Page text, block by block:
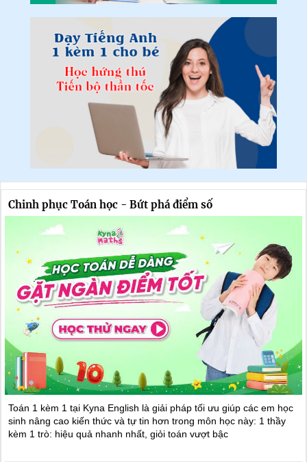
Chinh phục Toán học - Bứt phá điểm số
Toán 1 kèm 1 tại Kyna English là giải pháp tối ưu giúp các em học
sinh nâng cao kiến thức và tự tin hơn trong môn học này: 1 thầy
kèm 1 trò: hiệu quả nhanh nhất, giỏi toán vượt bậc